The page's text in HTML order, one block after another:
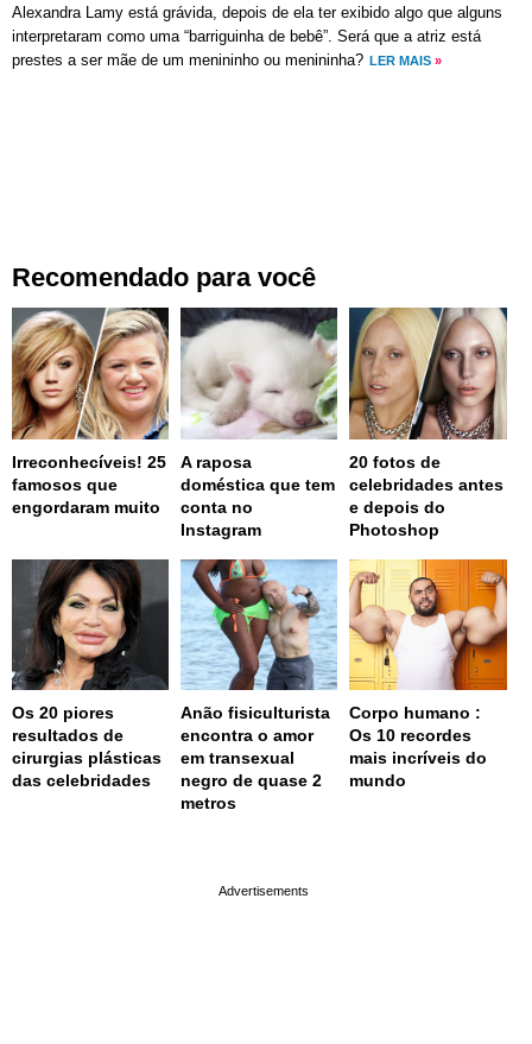
Alexandra Lamy está grávida, depois de ela ter exibido algo que alguns
interpretaram como uma “barriguinha de bebê”. Será que a atriz está
prestes a ser mãe de um menininho ou menininha? LER MAIS »
Recomendado para você
Irreconhecíveis! 25
famosos que
engordaram muito
A raposa
doméstica que tem
conta no
Instagram
20 fotos de
celebridades antes
e depois do
Photoshop
Os 20 piores
resultados de
cirurgias plásticas
das celebridades
Anão fisiculturista
encontra o amor
em transexual
negro de quase 2
metros
Corpo humano :
Os 10 recordes
mais incríveis do
mundo